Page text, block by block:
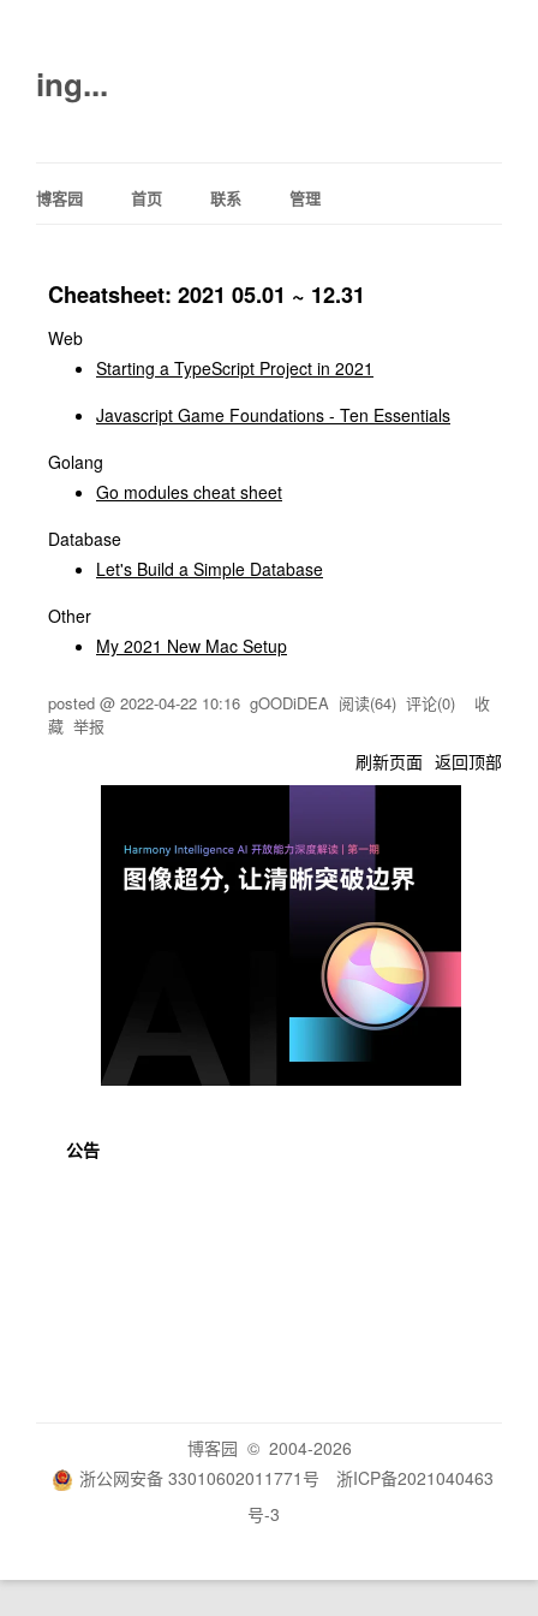
ing...
博客园 首页 联系 管理
Cheatsheet: 2021 05.01 ~ 12.31
Web
Starting a TypeScript Project in 2021
Javascript Game Foundations - Ten Essentials
Golang
Go modules cheat sheet
Database
Let's Build a Simple Database
Other
My 2021 New Mac Setup
posted @ 2022-04-22 10:16 gOODiDEA 阅读(64) 评论(0) 收
藏 举报
刷新页面 返回顶部
公告
博客园 © 2004-2026
浙公网安备 33010602011771号
浙ICP备2021040463
号-3